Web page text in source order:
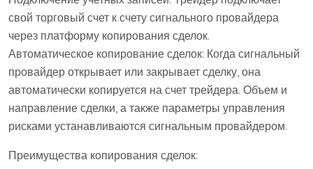
свой торговый счет к счету сигнального провайдера
через платформу копирования сделок.
Автоматическое копирование сделок: Когда сигнальный
провайдер открывает или закрывает сделку, она
автоматически копируется на счет трейдера. Объем и
направление сделки, а также параметры управления
рисками устанавливаются сигнальным провайдером.
Преимущества копирования сделок: